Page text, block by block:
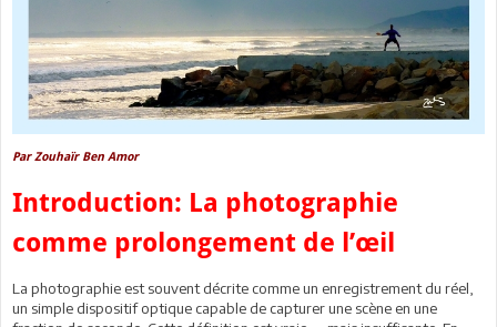
Par Zouhaïr Ben Amor
Introduction: La photographie
comme prolongement de l’œil
La photographie est souvent décrite comme un enregistrement du réel,
un simple dispositif optique capable de capturer une scène en une